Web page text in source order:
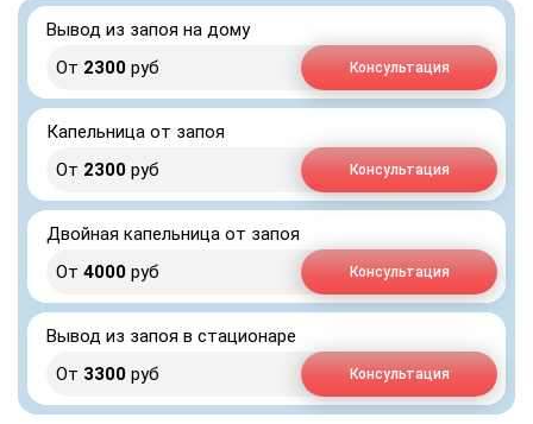
Вывод из запоя на дому
От 2300 руб Консультация
Капельница от запоя
От 2300 руб Консультация
Двойная капельница от запоя
От 4000 руб Консультация
Вывод из запоя в стационаре
От 3300 руб Консультация